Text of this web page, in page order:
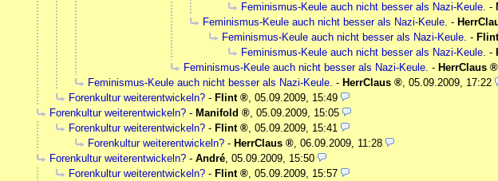
Feminismus-Keule auch nicht besser als Nazi-Keule. -
Feminismus-Keule auch nicht besser als Nazi-Keule. -
Feminismus-Keule auch nicht besser als Nazi-Keule. - Flint
Feminismus-Keule auch nicht besser als Nazi-Keule. -
Feminismus-Keule auch nicht besser als Nazi-Keule. - HerrClaus
Feminismus-Keule auch nicht besser als Nazi-Keule. - HerrClaus , 05.09.2009, 17:22
Forenkultur weiterentwickeln? - Flint , 05.09.2009, 15:49
Forenkultur weiterentwickeln? - Manifold , 05.09.2009, 15:05
Forenkultur weiterentwickeln? - Flint , 05.09.2009, 15:41
Forenkultur weiterentwickeln? - HerrClaus , 06.09.2009, 11:28
Forenkultur weiterentwickeln? - André, 05.09.2009, 15:50
Forenkultur weiterentwickeln? - Flint , 05.09.2009, 15:57